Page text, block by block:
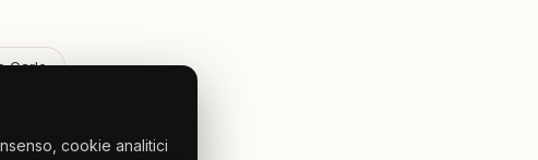
Carlo
cookie analitici